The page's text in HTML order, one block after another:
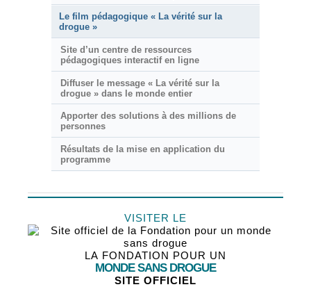
Le film pédagogique « La vérité sur la
drogue »
Site d’un centre de ressources
pédagogiques interactif en ligne
Diffuser le message « La vérité sur la
drogue » dans le monde entier
Apporter des solutions à des millions de
personnes
Résultats de la mise en application du
programme
VISITER LE
LA FONDATION POUR UN
MONDE SANS DROGUE
SITE OFFICIEL